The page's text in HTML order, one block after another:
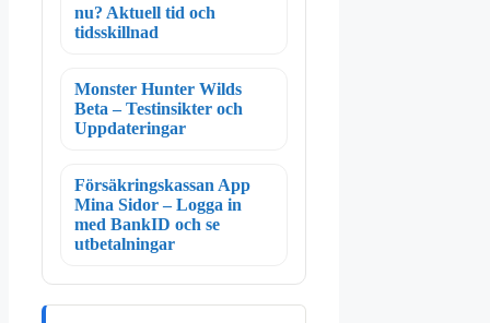
nu? Aktuell tid och
tidsskillnad
Monster Hunter Wilds
Beta – Testinsikter och
Uppdateringar
Försäkringskassan App
Mina Sidor – Logga in
med BankID och se
utbetalningar